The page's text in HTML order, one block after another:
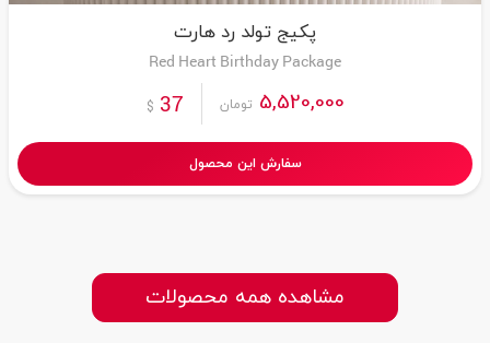
پکیج تولد رد هارت
Red Heart Birthday Package
5,520,000 تومان 37
$
سفارش این محصول
مشاهده همه محصولات